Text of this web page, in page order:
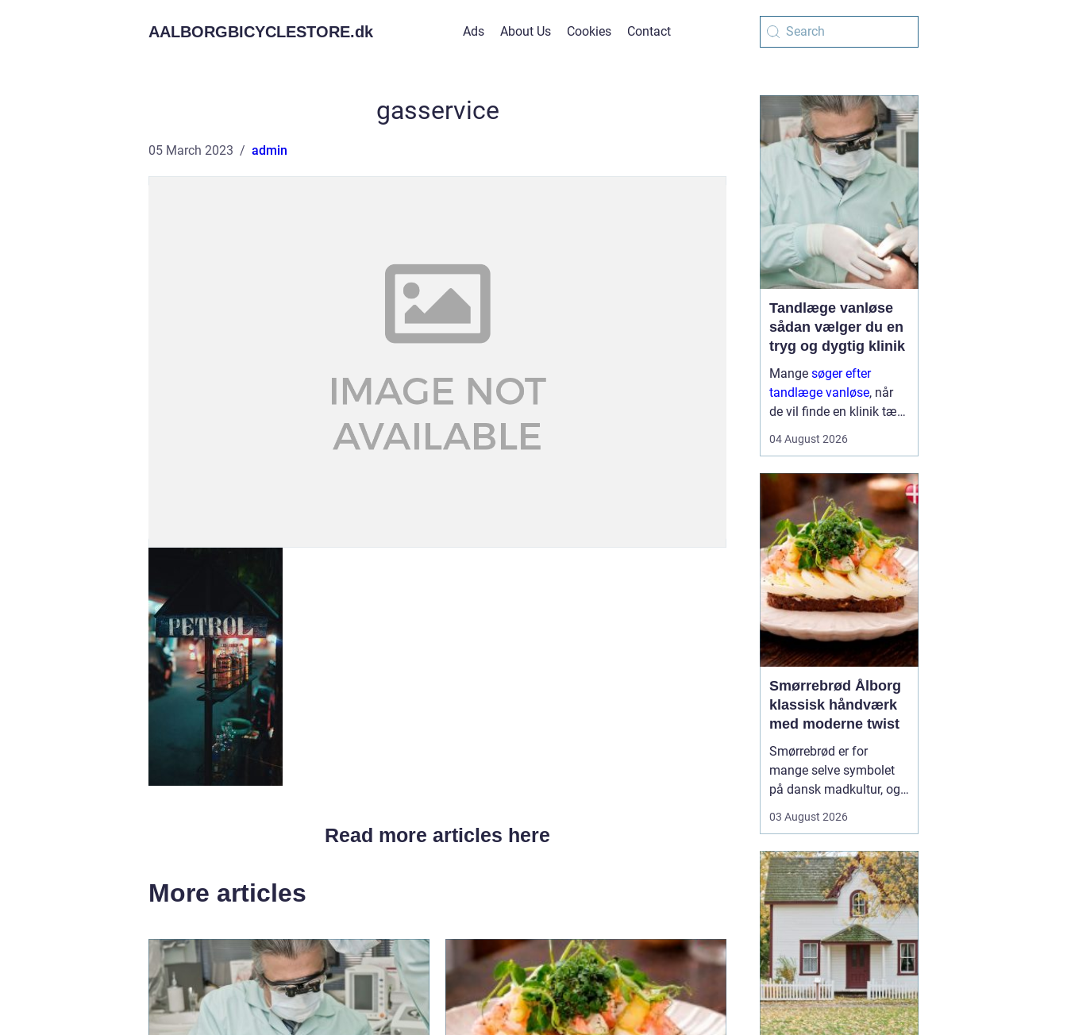
AALBORGBICYCLESTORE.dk Ads About Us Cookies Contact
gasservice
05 March 2023 admin
Read more articles here
More articles
Tandlæge vanløse
sådan vælger du en
tryg og dygtig klinik
Mange søger efter
tandlæge vanløse, når
de vil finde en klinik tæt
fagligt stærk og god til
flere handler valget ikke
kun om pris og
beliggenhed, men i h...
04 August 2026
Smørrebrød Ålborg
klassisk håndværk
med moderne twist
Smørrebrød er for
mange selve symbolet
på dansk madkultur, og i
i bedste velgående. Her
klassiske stykker med
sild, æg og rejer og nyere
udgaver med grøntsager,
specialiteter fra lokale
slagtere og kre...
03 August 2026